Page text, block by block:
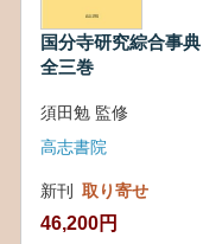
国分寺研究綜合事典
全三巻
須田勉 監修
高志書院
新刊 取り寄せ
46,200円